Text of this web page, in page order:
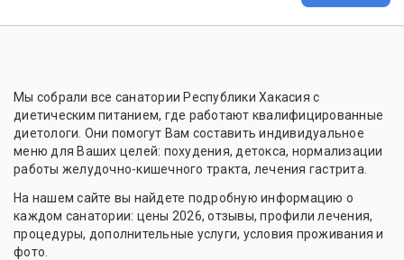
Мы собрали все санатории Республики Хакасия с
диетическим питанием, где работают квалифицированные
диетологи. Они помогут Вам составить индивидуальное
меню для Ваших целей: похудения, детокса, нормализации
работы желудочно-кишечного тракта, лечения гастрита.
На нашем сайте вы найдете подробную информацию о
каждом санатории: цены 2026, отзывы, профили лечения,
процедуры, дополнительные услуги, условия проживания и
фото.